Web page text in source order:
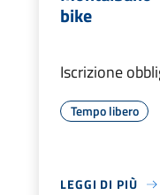
bike
Iscrizione
Tempo libero
LEGGI DI PIÙ